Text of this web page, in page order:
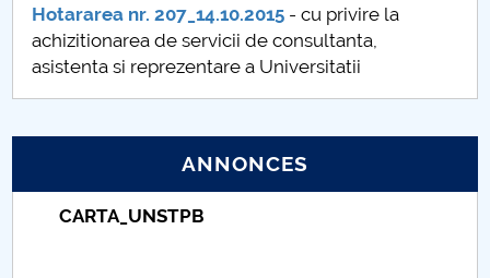
Chestionar angajabilitate ALUMNI – UPB
MENIU CANTINA
Hotărâri Senat din 2 februarie 2015
Hotararea nr. 207_14.10.2015 - cu privire la
achizitionarea de servicii de consultanta,
asistenta si reprezentare a Universitatii
ANNONCES
Taxe de școlarizare indexate – Centrul